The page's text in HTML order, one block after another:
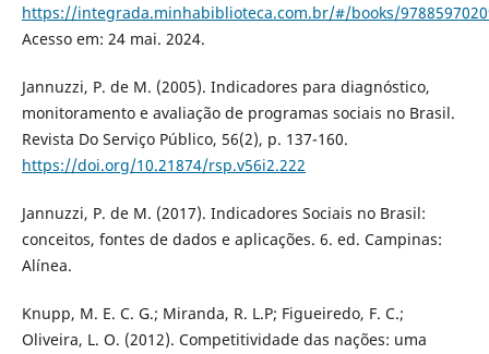
https://integrada.minhabiblioteca.com.br/#/books/
Acesso em: 24 mai. 2024.
Jannuzzi, P. de M. (2005). Indicadores para diagnóstico,
monitoramento e avaliação de programas sociais no Brasil.
Revista Do Serviço Público, 56(2), p. 137-160.
https://doi.org/10.21874/rsp.v56i2.222
Jannuzzi, P. de M. (2017). Indicadores Sociais no Brasil:
conceitos, fontes de dados e aplicações. 6. ed. Campinas:
Alínea.
Knupp, M. E. C. G.; Miranda, R. L.P; Figueiredo, F. C.;
Oliveira, L. O. (2012). Competitividade das nações: uma